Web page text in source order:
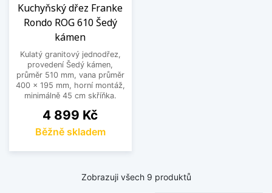
Kuchyňský dřez Franke
Rondo ROG 610 Šedý
kámen
Kulatý granitový jednodřez,
provedení Šedý kámen,
průměr 510 mm, vana průměr
400 x 195 mm, horní montáž,
minimálně 45 cm skříňka.
Cena
4 899 Kč
Běžně skladem
Zobrazuji všech 9 produktů